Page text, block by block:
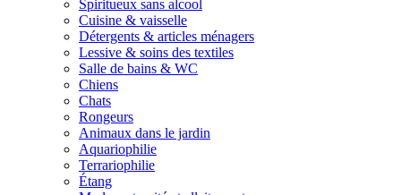
Spiritueux sans alcool
Cuisine & vaisselle
Détergents & articles ménagers
Lessive & soins des textiles
Salle de bains & WC
Chiens
Chats
Rongeurs
Animaux dans le jardin
Aquariophilie
Terrariophilie
Étang